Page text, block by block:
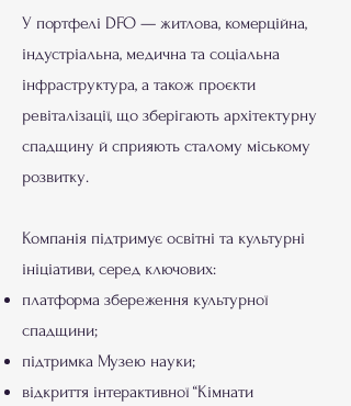
У портфелі DFO — житлова, комерційна,
індустріальна, медична та соціальна
інфраструктура, а також проєкти
ревіталізації, що зберігають архітектурну
спадщину й сприяють сталому міському
розвитку.
Компанія підтримує освітні та культурні
ініціативи, серед ключових:
платформа збереження культурної
спадщини;
підтримка Музею науки;
відкриття інтерактивної “Кімнати